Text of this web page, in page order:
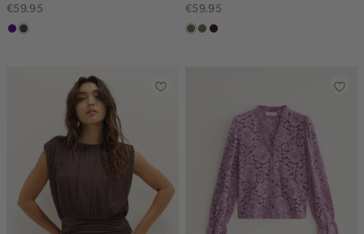
€59.95
indigochoco
€59.95
groen,
middenbruin
bordeaux,